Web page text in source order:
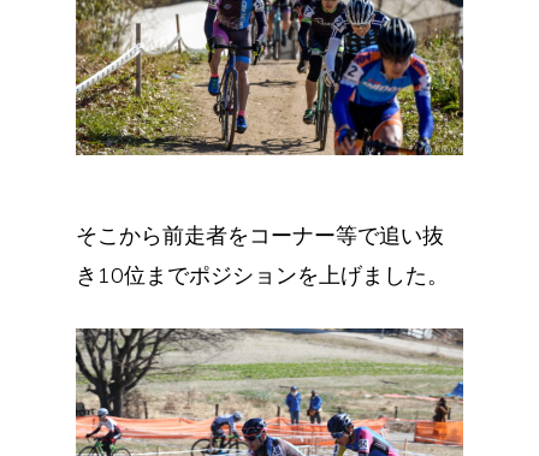
そこから前走者をコーナー等で追い抜
き10位までポジションを上げました。